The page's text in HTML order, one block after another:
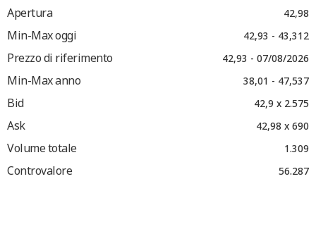
Apertura
42,98
Min-Max oggi 42,93 - 43,312
Prezzo di riferimento 42,93 - 07/08/2026
Min-Max anno 38,01 - 47,537
Bid 42,9 x 2.575
Ask 42,98 x 690
Volume totale 1.309
Controvalore 56.287